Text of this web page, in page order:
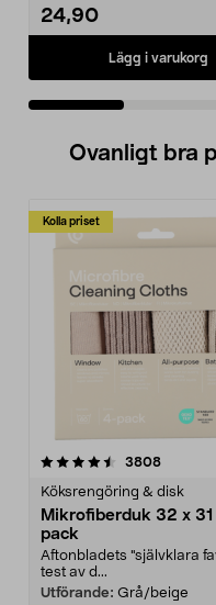
24,90
Lägg i varukorg
Ovanligt bra
Kolla priset
3808
Köksrengöring & disk
Mikrofiberduk 32 x
pack
Aftonbladets "självklara
test av d...
Utförande: Grå/beige
4.0av 5 stjärnor